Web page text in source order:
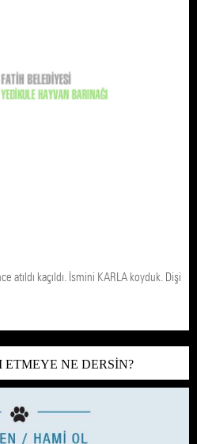
atıldı kaçıldı. İsmini KARLA koyduk. Dişi
NE DERSİN?